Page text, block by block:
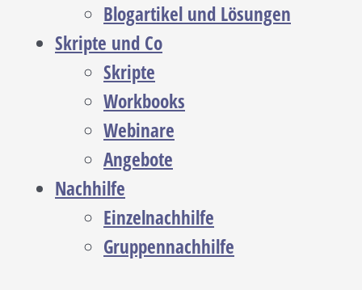
Blogartikel und Lösungen
Skripte und Co
Skripte
Workbooks
Webinare
Angebote
Nachhilfe
Einzelnachhilfe
Gruppennachhilfe